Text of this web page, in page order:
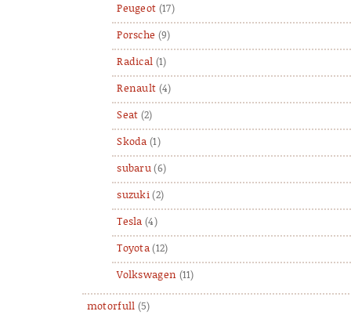
Peugeot (17)
Porsche (9)
Radical (1)
Renault (4)
Seat (2)
Skoda (1)
subaru (6)
suzuki (2)
Tesla (4)
Toyota (12)
Volkswagen (11)
motorfull (5)